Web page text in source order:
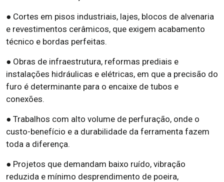
● Cortes em pisos industriais, lajes, blocos de alvenaria
e revestimentos cerâmicos, que exigem acabamento
técnico e bordas perfeitas.
● Obras de infraestrutura, reformas prediais e
instalações hidráulicas e elétricas, em que a precisão do
furo é determinante para o encaixe de tubos e
conexões.
● Trabalhos com alto volume de perfuração, onde o
custo-benefício e a durabilidade da ferramenta fazem
toda a diferença.
● Projetos que demandam baixo ruído, vibração
reduzida e mínimo desprendimento de poeira,